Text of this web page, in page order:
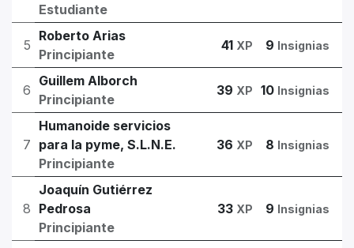
Estudiante
5
Roberto Arias
Principiante
41 XP 9 Insignias
6
Guillem Alborch
Principiante
39 XP 10 Insignias
7
Humanoide servicios
para la pyme, S.L.N.E.
Principiante
36 XP 8 Insignias
8
Joaquín Gutiérrez
Pedrosa
Principiante
33 XP 9 Insignias